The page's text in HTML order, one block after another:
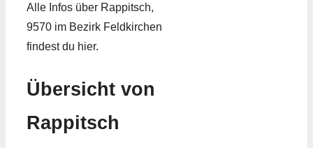
Alle Infos über Rappitsch,
9570 im Bezirk Feldkirchen
findest du hier.
Übersicht von
Rappitsch